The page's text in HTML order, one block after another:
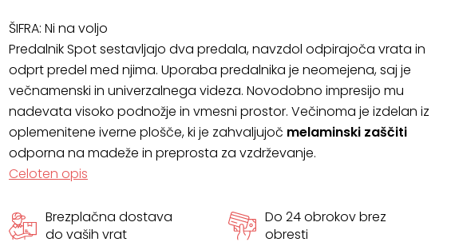
ŠIFRA: Ni na voljo
Predalnik Spot sestavljajo dva predala, navzdol odpirajoča vrata in
odprt predel med njima. Uporaba predalnika je neomejena, saj je
večnamenski in univerzalnega videza. Novodobno impresijo mu
nadevata visoko podnožje in vmesni prostor. Večinoma je izdelan iz
oplemenitene iverne plošče, ki je zahvaljujoč melaminski zaščiti
odporna na madeže in preprosta za vzdrževanje.
Celoten opis
Brezplačna dostava
do vaših vrat
Do 24 obrokov brez
obresti